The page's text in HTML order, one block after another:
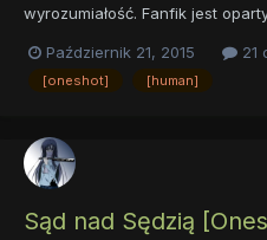
wyrozumiałość. Fanfik jest
https://docs.google.com/
nYBYHlVgnvu1kpRnlqKWkuk/
Październik 21, 2015 21
[oneshot] [human]
Sąd nad Sędzią